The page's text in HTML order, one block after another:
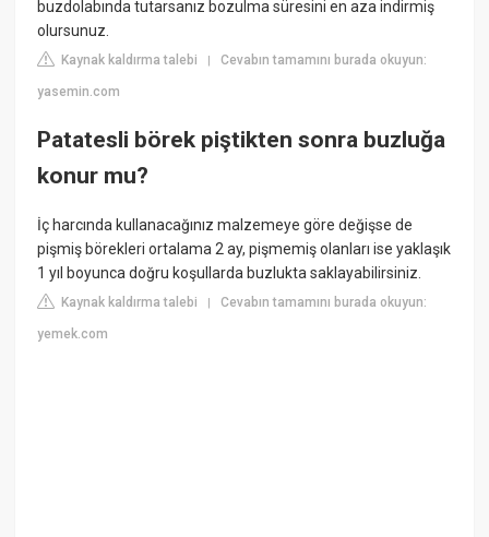
buzdolabında tutarsanız bozulma süresini en aza indirmiş
olursunuz.
Kaynak kaldırma talebi |Cevabın tamamını burada okuyun:
yasemin.com
Patatesli börek piştikten sonra buzluğa
konur mu?
İç harcında kullanacağınız malzemeye göre değişse de
pişmiş börekleri ortalama 2 ay, pişmemiş olanları ise yaklaşık
1 yıl boyunca doğru koşullarda buzlukta saklayabilirsiniz.
Kaynak kaldırma talebi |Cevabın tamamını burada okuyun:
yemek.com